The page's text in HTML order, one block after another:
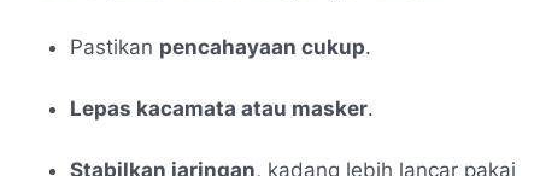
Pastikan pencahayaan cukup.
Lepas kacamata atau masker.
Stabilkan jaringan, kadang lebih lancar pakai